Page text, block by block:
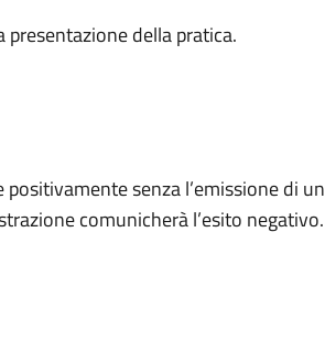
della pratica.
senza l’emissione di un
comunicherà l’esito negativo.